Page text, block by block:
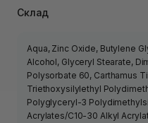
Склад
Aqua, Zinc Oxide, Butylene
Alcohol, Glyceryl Stearate,
Polysorbate 60, Carthamus
Triethoxysilylethyl
Polyglyceryl-3
Acrylates/C10-30 Alkyl